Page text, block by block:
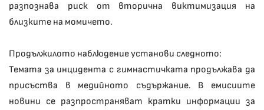
разпознава риск от вторична виктимизация на
близките на момичето.
Продължилото наблюдение установи следното:
Темата за инцидента с гимнастичката продължава да
присъства в медийното съдържание. В емисиите
новини се разпространяват кратки информации за